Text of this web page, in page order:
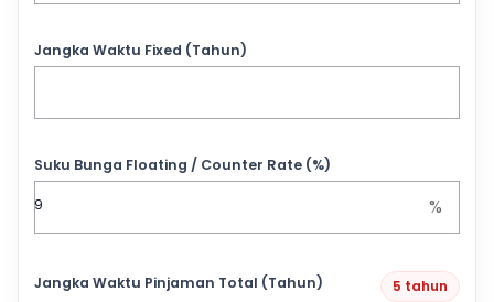
Jangka Waktu Fixed (Tahun)
Suku Bunga Floating / Counter Rate (%)
%
Jangka Waktu Pinjaman Total (Tahun) 5 tahun